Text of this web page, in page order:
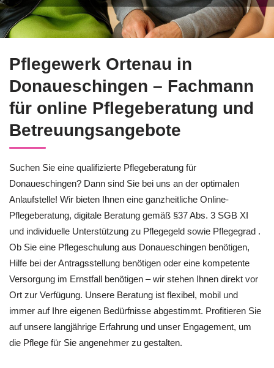
Pflegewerk Ortenau in
Donaueschingen – Fachmann
für online Pflegeberatung und
Betreuungsangebote
Suchen Sie eine qualifizierte Pflegeberatung für
Donaueschingen? Dann sind Sie bei uns an der optimalen
Anlaufstelle! Wir bieten Ihnen eine ganzheitliche Online-
Pflegeberatung, digitale Beratung gemäß §37 Abs. 3 SGB XI
und individuelle Unterstützung zu Pflegegeld sowie Pflegegrad .
Ob Sie eine Pflegeschulung aus Donaueschingen benötigen,
Hilfe bei der Antragsstellung benötigen oder eine kompetente
Versorgung im Ernstfall benötigen – wir stehen Ihnen direkt vor
Ort zur Verfügung. Unsere Beratung ist flexibel, mobil und
immer auf Ihre eigenen Bedürfnisse abgestimmt. Profitieren Sie
auf unsere langjährige Erfahrung und unser Engagement, um
die Pflege für Sie angenehmer zu gestalten.